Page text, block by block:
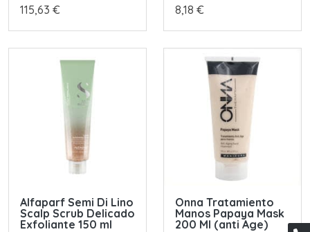
115,63 € 8,18 €
Alfaparf Semi Di Lino
Scalp Scrub Delicado
Exfoliante 150 ml
Onna Tratamiento
Manos Papaya Mask
200 Ml (anti Age)